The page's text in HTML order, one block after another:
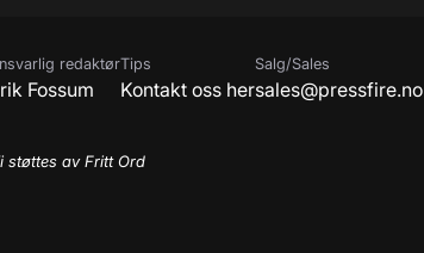
redaktør
Fossum
Tips
Kontakt oss her
Salg/Sales
sales@pressfire.no
støttes av Fritt Ord